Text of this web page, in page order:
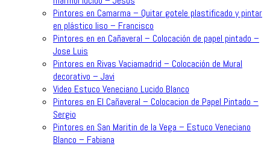
Pintores en Camarma – Quitar gotele plastificado y pintar
en plástico liso – Francisco
Pintores en en Cañaveral – Colocación de papel pintado –
Jose Luis
Pintores en Rivas Vaciamadrid – Colocación de Mural
decorativo – Javi
Video Estuco Veneciano Lucido Blanco
Pintores en El Cañaveral – Colocacion de Papel Pintado –
Sergio
Pintores en San Maritin de la Vega – Estuco Veneciano
Blanco – Fabiana